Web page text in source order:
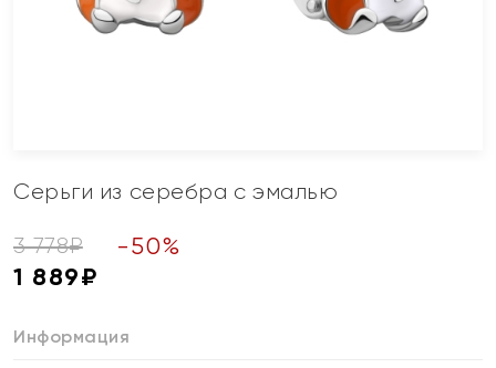
Серьги из серебра с эмалью
3 778₽ -50%
1 889₽
Информация